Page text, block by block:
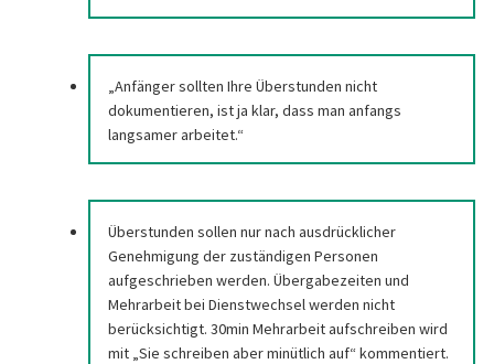
„Anfänger sollten Ihre Überstunden nicht
dokumentieren, ist ja klar, dass man anfangs
langsamer arbeitet.“
Überstunden sollen nur nach ausdrücklicher
Genehmigung der zuständigen Personen
aufgeschrieben werden. Übergabezeiten und
Mehrarbeit bei Dienstwechsel werden nicht
berücksichtigt. 30min Mehrarbeit aufschreiben wird
mit „Sie schreiben aber minütlich auf“ kommentiert.